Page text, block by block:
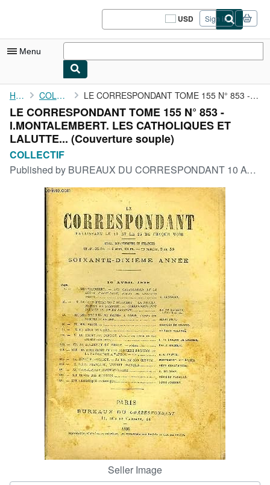
USD
Site
shopping
Sign in
Menu
My Account
My Purchases
Sign Off
Advanced Search
Browse Collections
Rare Books
Art & Collectibles
Start Selling
CLOSE
Home COLLECTIF LE CORRESPONDANT TOME 155 N° 853 - I.MONTALEMBERT. LES ...
LE CORRESPONDANT TOME 155 N° 853 -
I.MONTALEMBERT. LES CATHOLIQUES ET
LALUTTE... (Couverture souple)
COLLECTIF
Published by BUREAUX DU CORRESPONDANT 10 AVRIL 1898, 1898
Seller Image